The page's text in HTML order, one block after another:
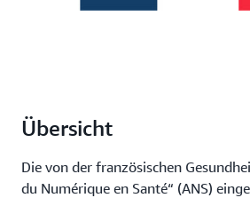
Übersicht
Die von der französischen
du Numérique en Santé“ (ANS)